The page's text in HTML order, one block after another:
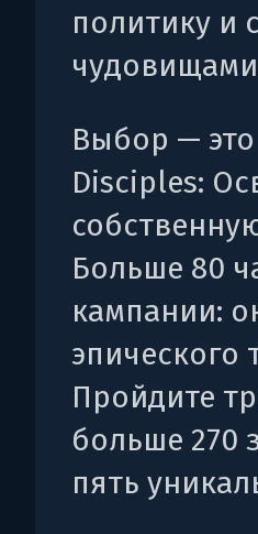
политику и
Выбор —
Disciples:
Больше 80
кампании:
эпического
Пройдите
больше 270
пять